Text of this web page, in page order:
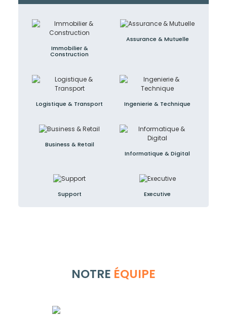
Immobilier &
Construction
Assurance & Mutuelle
Logistique & Transport Ingenierie & Technique
Business & Retail
Informatique & Digital
Support Executive
NOTRE ÉQUIPE